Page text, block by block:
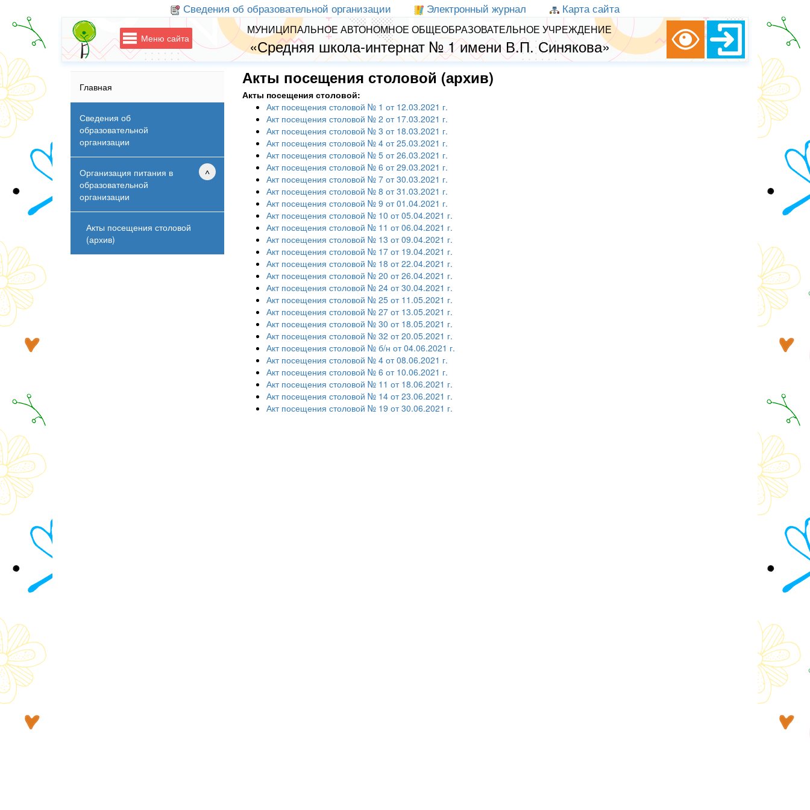
Сведения об образовательной организации Электронный журнал Карта сайта
Меню сайта
МУНИЦИПАЛЬНОЕ АВТОНОМНОЕ ОБЩЕОБРАЗОВАТЕЛЬНОЕ УЧРЕЖДЕНИЕ
«Средняя школа-интернат № 1 имени В.П. Синякова»
Главная
Сведения об
образовательной
организации
Организация питания в
образовательной
организации
Акты посещения столовой
(архив)
Акты посещения столовой (архив)
Акты посещения столовой:
Акт посещения столовой № 1 от 12.03.2021 г.
Акт посещения столовой № 2 от 17.03.2021 г.
Акт посещения столовой № 3 от 18.03.2021 г.
Акт посещения столовой № 4 от 25.03.2021 г.
Акт посещения столовой № 5 от 26.03.2021 г.
Акт посещения столовой № 6 от 29.03.2021 г.
Акт посещения столовой № 7 от 30.03.2021 г.
Акт посещения столовой № 8 от 31.03.2021 г.
Акт посещения столовой № 9 от 01.04.2021 г.
Акт посещения столовой № 10 от 05.04.2021 г.
Акт посещения столовой № 11 от 06.04.2021 г.
Акт посещения столовой № 13 от 09.04.2021 г.
Акт посещения столовой № 17 от 19.04.2021 г.
Акт посещения столовой № 18 от 22.04.2021 г.
Акт посещения столовой № 20 от 26.04.2021 г.
Акт посещения столовой № 24 от 30.04.2021 г.
Акт посещения столовой № 25 от 11.05.2021 г.
Акт посещения столовой № 27 от 13.05.2021 г.
Акт посещения столовой № 30 от 18.05.2021 г.
Акт посещения столовой № 32 от 20.05.2021 г.
Акт посещения столовой № б/н от 04.06.2021 г.
Акт посещения столовой № 4 от 08.06.2021 г.
Акт посещения столовой № 6 от 10.06.2021 г.
Акт посещения столовой № 11 от 18.06.2021 г.
Акт посещения столовой № 14 от 23.06.2021 г.
Акт посещения столовой № 19 от 30.06.2021 г.